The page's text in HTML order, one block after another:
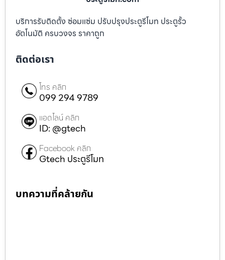
บริการรับติดตั้ง ซ่อมแซ่ม ปรับปรุงประตูรีโมท ประตูรั้ว
อัตโนมัติ ครบวงจร ราคาถูก
ติดต่อเรา
โทร คลิก
099 294 9789
แอดไลน์ คลิก
ID: @gtech
Facebook คลิก
Gtech ประตูรีโมท
บทความที่คล้ายกัน